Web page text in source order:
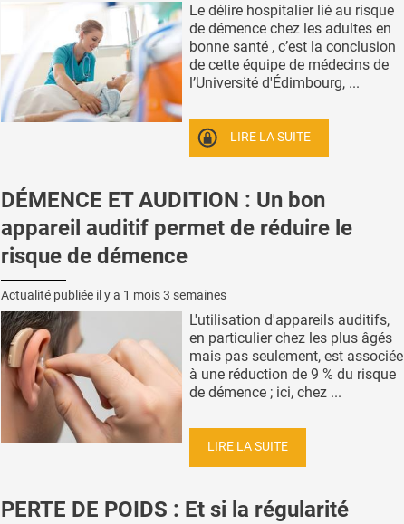
Le délire hospitalier lié au risque
de démence chez les adultes en
bonne santé , c’est la conclusion
de cette équipe de médecins de
l’Université d'Édimbourg, ...
LIRE LA SUITE
DÉMENCE ET AUDITION : Un bon
appareil auditif permet de réduire le
risque de démence
Actualité publiée il y a 1 mois 3 semaines
L'utilisation d'appareils auditifs,
en particulier chez les plus âgés
mais pas seulement, est associée
à une réduction de 9 % du risque
de démence ; ici, chez ...
LIRE LA SUITE
PERTE DE POIDS : Et si la régularité